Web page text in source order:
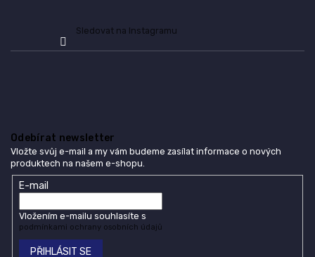
Sledovat na Instagramu
Odebírat newsletter
Vložte svůj e-mail a my vám budeme zasílat informace o nových
produktech na našem e-shopu.
E-mail
Vložením e-mailu souhlasíte s
podmínkami ochrany osobních údajů
PŘIHLÁSIT SE